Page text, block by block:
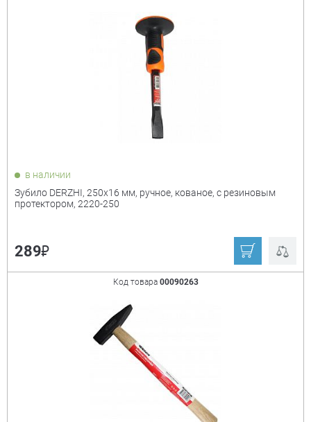
в наличии
Зубило DERZHI, 250х16 мм, ручное, кованое, с резиновым
протектором, 2220-250
289₽
Код товара 00090263